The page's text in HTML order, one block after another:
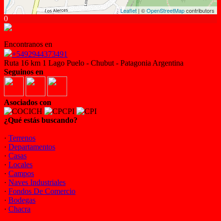
Leaflet | ©OpenStreetMapcontributors
0
Encontranos en
+5492944373491
Ruta 16 km 1 Lago Puelo - Chubut - Patagonia Argentina
Seguinos en
Asociados con
¿Qué estás buscando?
· Terrenos
· Departamentos
· Casas
· Locales
· Campos
· Naves Industriales
· Fondos De Comercio
· Bodegas
· Chacra